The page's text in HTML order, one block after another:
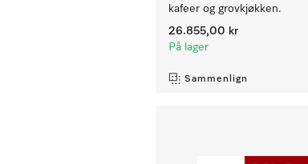
kafeer og grovkjøkken.
26.855,00 kr
På lager
Sammenlign